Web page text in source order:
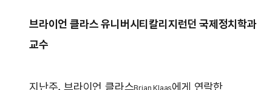
브라이언 클라스 유니버시티칼리지런던 국제정치학과
교수
지난주, 브라이언 클라스Brian Klaas에게 연락한